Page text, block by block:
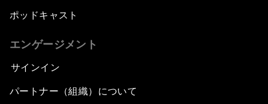
ポッドキャスト
エンゲージメント
サインイン
パートナー（組織）について